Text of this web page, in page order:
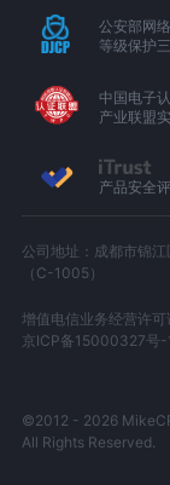
公安部网
等级保护
中国电子
产业联盟
产品安全
公司地址：成都市锦
（C-1005）
增值电信业务经营许
京ICP备15000327号-
©2012 - 2026
All Rights Reserved.